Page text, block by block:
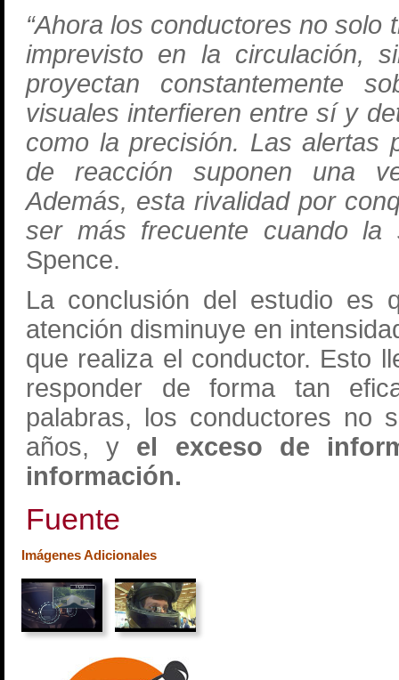
“Ahora los conductores no
imprevisto en la circulación,
proyectan constantemente
visuales interfieren entre sí y
como la precisión. Las alertas
de reacción suponen una
Además, esta rivalidad por
ser más frecuente cuando
Spence.
La conclusión del estudio es
atención disminuye en
que realiza el conductor. Esto
responder de forma tan
palabras, los conductores no
años, y el exceso de
información.
Fuente
Imágenes Adicionales